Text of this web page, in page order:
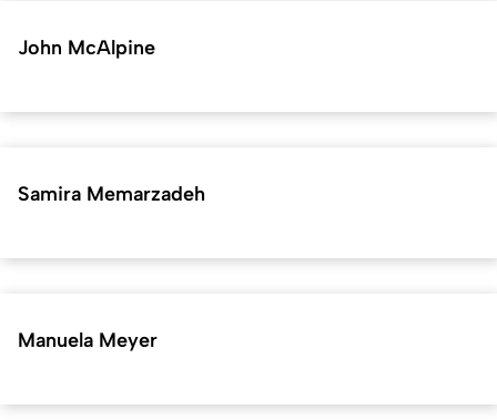
John McAlpine
Samira Memarzadeh
Manuela Meyer